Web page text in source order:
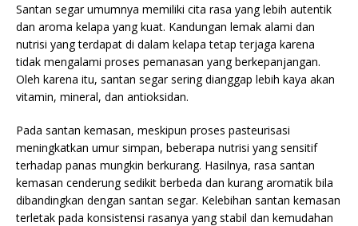
Santan segar umumnya memiliki cita rasa yang lebih autentik
dan aroma kelapa yang kuat. Kandungan lemak alami dan
nutrisi yang terdapat di dalam kelapa tetap terjaga karena
tidak mengalami proses pemanasan yang berkepanjangan.
Oleh karena itu, santan segar sering dianggap lebih kaya akan
vitamin, mineral, dan antioksidan.
Pada santan kemasan, meskipun proses pasteurisasi
meningkatkan umur simpan, beberapa nutrisi yang sensitif
terhadap panas mungkin berkurang. Hasilnya, rasa santan
kemasan cenderung sedikit berbeda dan kurang aromatik bila
dibandingkan dengan santan segar. Kelebihan santan kemasan
terletak pada konsistensi rasanya yang stabil dan kemudahan